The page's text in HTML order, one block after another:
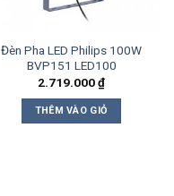
Đèn Pha LED Philips 100W
BVP151 LED100
2.719.000₫
THÊM VÀO GIỎ